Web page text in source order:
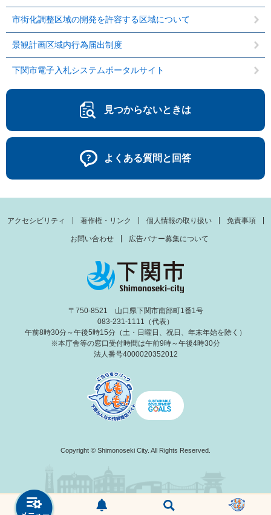
市街化調整区域の開発を許容する区域について
景観計画区域内行為届出制度
下関市電子入札システムポータルサイト
見つからないときは
よくある質問と回答
アクセシビリティ 著作権・リンク 個人情報の取り扱い 免責事項
お問い合わせ 広告バナー募集について
〒750-8521 山口県下関市南部町1番1号
083-231-1111（代表）
午前8時30分～午後5時15分（土・日曜日、祝日、年末年始を除く）
※本庁舎等の窓口受付時間は午前9時～午後4時30分
法人番号4000020352012
Copyright © Shimonoseki City. All Rights Reserved.